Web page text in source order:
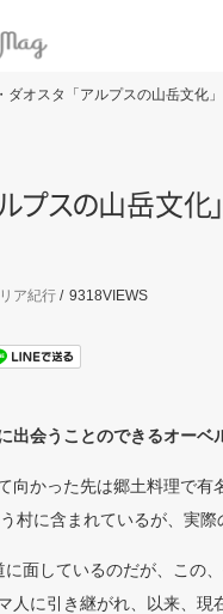
ダオスタ「アルプスの山岳文化
プスの山岳文化」
ア紀行 9318VIEWS
出会うことのできるオーベ
向かった先は郷土料理で有
村に含まれているが、実際
面しているのだが、この
人に引き継がれ、以来、